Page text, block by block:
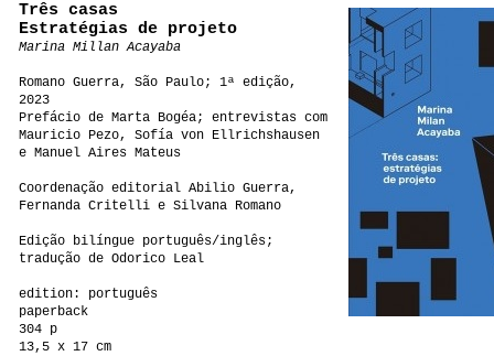
Três casas
Estratégias de projeto
Marina Millan Acayaba
Romano Guerra, São Paulo; 1ª edição,
2023
Prefácio de Marta Bogéa; entrevistas com
Mauricio Pezo, Sofía von Ellrichshausen
e Manuel Aires Mateus
Coordenação editorial Abilio Guerra,
Fernanda Critelli e Silvana Romano
Edição bilíngue português/inglês;
tradução de Odorico Leal
edition: português
paperback
304 p
13,5 x 17 cm